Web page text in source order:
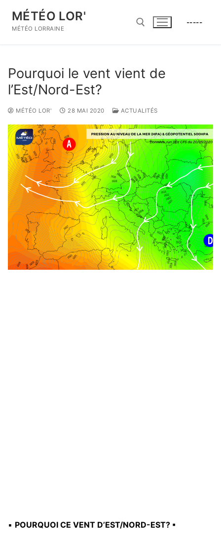
contenu
MÉTÉO LOR'
MÉTÉO LORRAINE
-----
Pourquoi le vent vient de
l’Est/Nord-Est?
MÉTÉO LOR' 28 MAI 2020 ACTUALITÉS
▪ POURQUOI CE VENT D’EST/NORD-EST? ▪